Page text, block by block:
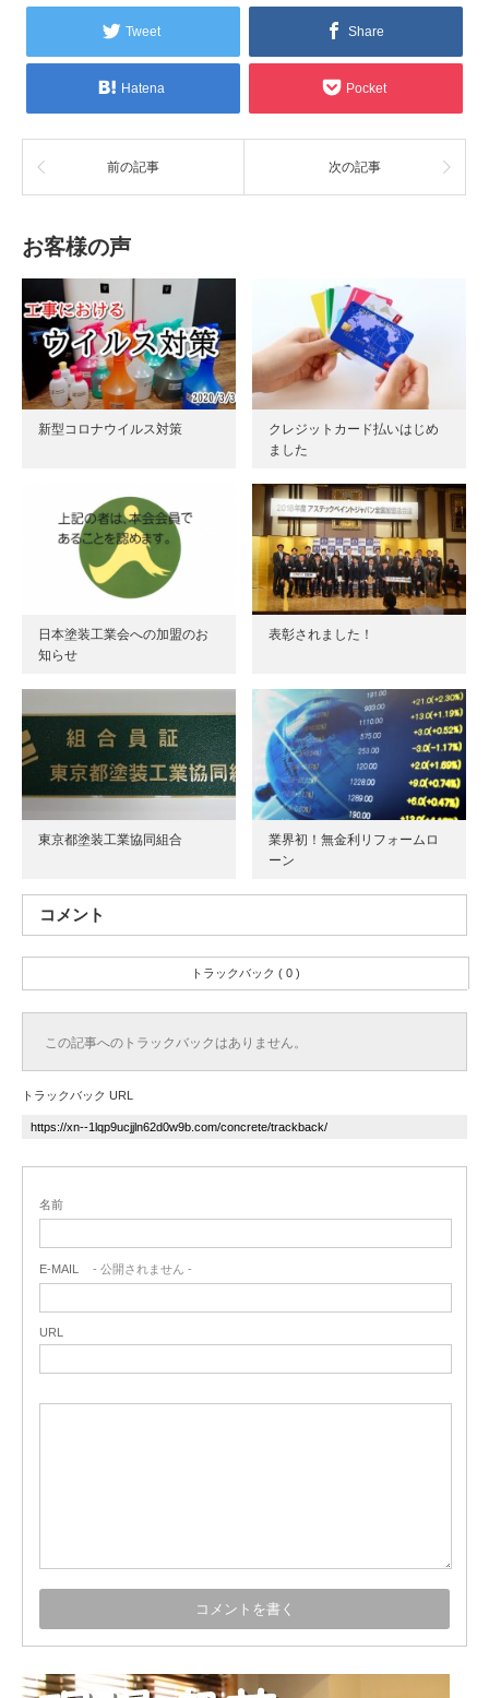
Tweet Share
Hatena Pocket
前の記事 次の記事
お客様の声
新型コロナウイルス対策
クレジットカード払いはじめ
ました
日本塗装工業会への加盟のお
知らせ
表彰されました！
東京都塗装工業協同組合
業界初！無金利リフォームロ
ーン
コメント
トラックバック ( 0 )
この記事へのトラックバックはありません。
トラックバック URL
名前
E-MAIL - 公開されません -
URL